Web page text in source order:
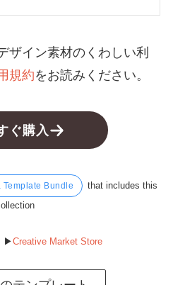
ザイン素材のくわしい利
規約をお読みください。
ぐ購入
Template Bundle
that includes this
Creative Market Store